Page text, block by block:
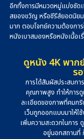
อีกทั้งการมีหมวดหมู่แบ่งชัด
สยองขวัญ หรือซีรีส์ยอดนิยม
มาก ตอบโจทย์ความต้องกา
หนังเบาสมองหรือหนังเนื้อเ
ดูหนัง 4K พาก
ร
การได้สัมผัสประสบก
คุณภาพสูง ทำให้การ
ละเอียดของภาพที่คมก
เว็บถูกออกแบบมาให้
เพิ่มความสะดวกในการ
อยู่นอกสถานที่